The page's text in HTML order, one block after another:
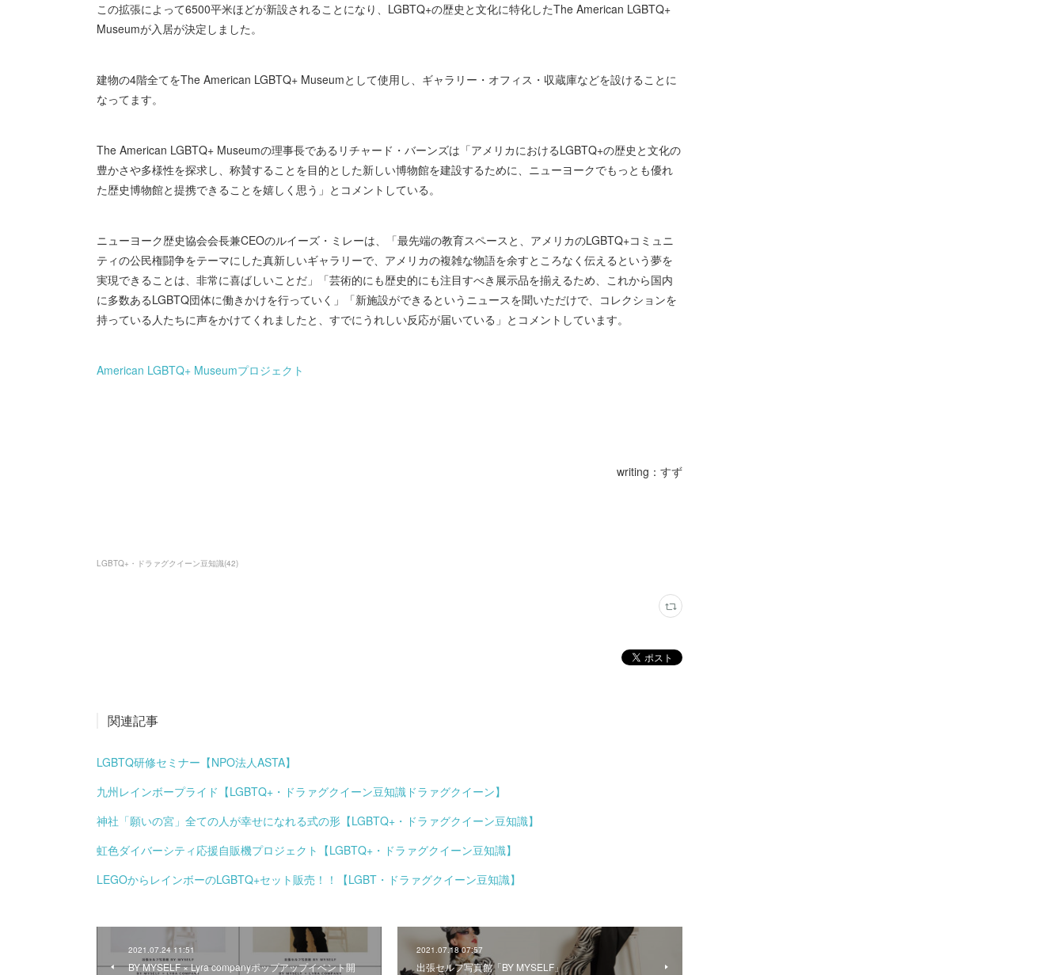
この拡張によって6500平米ほどが新設されることになり、LGBTQ+の歴史と文化に特化したThe American LGBTQ+
Museumが入居が決定しました。
建物の4階全てをThe American LGBTQ+ Museumとして使用し、ギャラリー・オフィス・収蔵庫などを設けることに
なってます。
The American LGBTQ+ Museumの理事長であるリチャード・バーンズは「アメリカにおけるLGBTQ+の歴史と文化の
豊かさや多様性を探求し、称賛することを目的とした新しい博物館を建設するために、ニューヨークでもっとも優れ
た歴史博物館と提携できることを嬉しく思う」とコメントしている。
ニューヨーク歴史協会会長兼CEOのルイーズ・ミレーは、「最先端の教育スペースと、アメリカのLGBTQ+コミュニ
ティの公民権闘争をテーマにした真新しいギャラリーで、アメリカの複雑な物語を余すところなく伝えるという夢を
実現できることは、非常に喜ばしいことだ」「芸術的にも歴史的にも注目すべき展示品を揃えるため、これから国内
に多数あるLGBTQ団体に働きかけを行っていく」「新施設ができるというニュースを聞いただけで、コレクションを
持っている人たちに声をかけてくれましたと、すでにうれしい反応が届いている」とコメントしています。
American LGBTQ+ Museumプロジェクト
writing：すず
LGBTQ+・ドラァグクイーン豆知識(42)
関連記事
LGBTQ研修セミナー【NPO法人ASTA】
九州レインボープライド【LGBTQ+・ドラァグクイーン豆知識ドラァグクイーン】
神社「願いの宮」全ての人が幸せになれる式の形【LGBTQ+・ドラァグクイーン豆知識】
虹色ダイバーシティ応援自販機プロジェクト【LGBTQ+・ドラァグクイーン豆知識】
LEGOからレインボーのLGBTQ+セット販売！！【LGBT・ドラァグクイーン豆知識】
2021.07.24 11:51
BY MYSELF × Lyra companyポップアップイベント開
2021.07.18 07:57
出張セルフ写真館「BY MYSELF」